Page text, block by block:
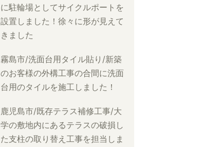
に駐輪場としてサイクルポートを
設置しました！徐々に形が見えて
きました
霧島市/洗面台用タイル貼り/新築
のお客様の外構工事の合間に洗面
台用のタイルを施工しました！
鹿児島市/既存テラス補修工事/大
学の敷地内にあるテラスの破損し
た支柱の取り替え工事を担当しま